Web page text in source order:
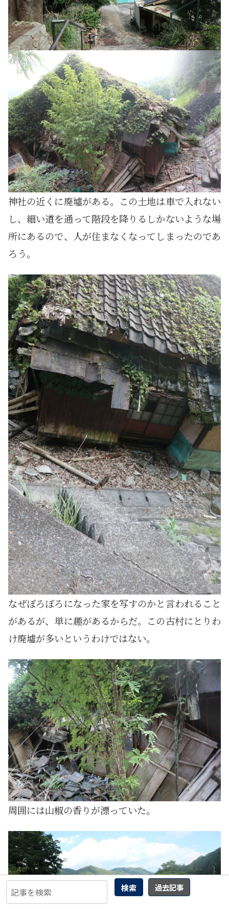
検索 過去記事
神社の近くに廃墟がある。この土地は車で入れない
し、細い道を通って階段を降りるしかないような場
所にあるので、人が住まなくなってしまったのであ
ろう。
なぜぼろぼろになった家を写すのかと言われること
があるが、単に趣があるからだ。この古村にとりわ
け廃墟が多いというわけではない。
周囲には山椒の香りが漂っていた。